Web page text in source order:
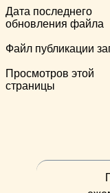
Дата последнего
обновления файла
Файл публикации
Просмотров этой
страницы